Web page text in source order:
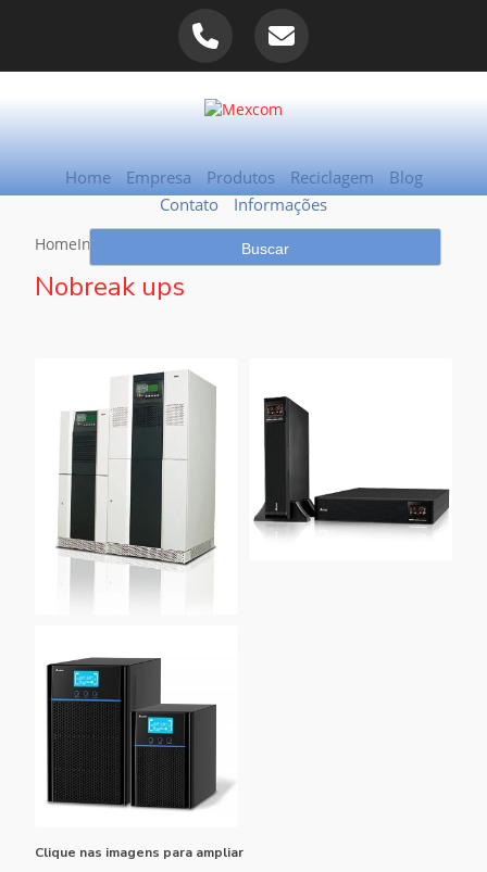
Home Empresa Produtos Reciclagem
Blog
Contato
Informações
HomeInformações Nobreak ups
Nobreak ups
Clique nas imagens para ampliar